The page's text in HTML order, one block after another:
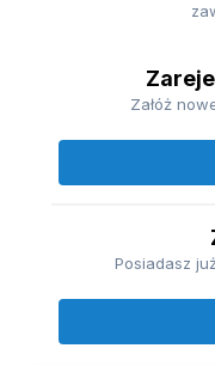
Załóż
Posiadasz